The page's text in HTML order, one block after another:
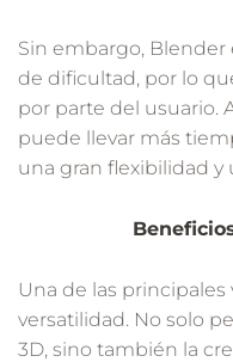
Sin embargo, Blender
de dificultad, por lo
por parte del usuario.
puede llevar más
una gran flexibilidad y
Una de las
versatilidad. No solo
3D, sino también la